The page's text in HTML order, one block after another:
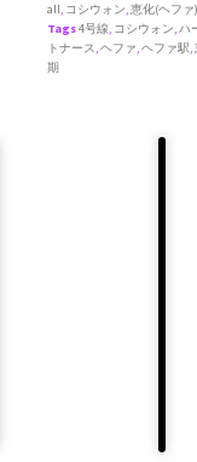
all, コシウォン,恵化(ヘファ)
Tags4号線, コシウォン,ハ
トナース,ヘファ,ヘファ駅,
期